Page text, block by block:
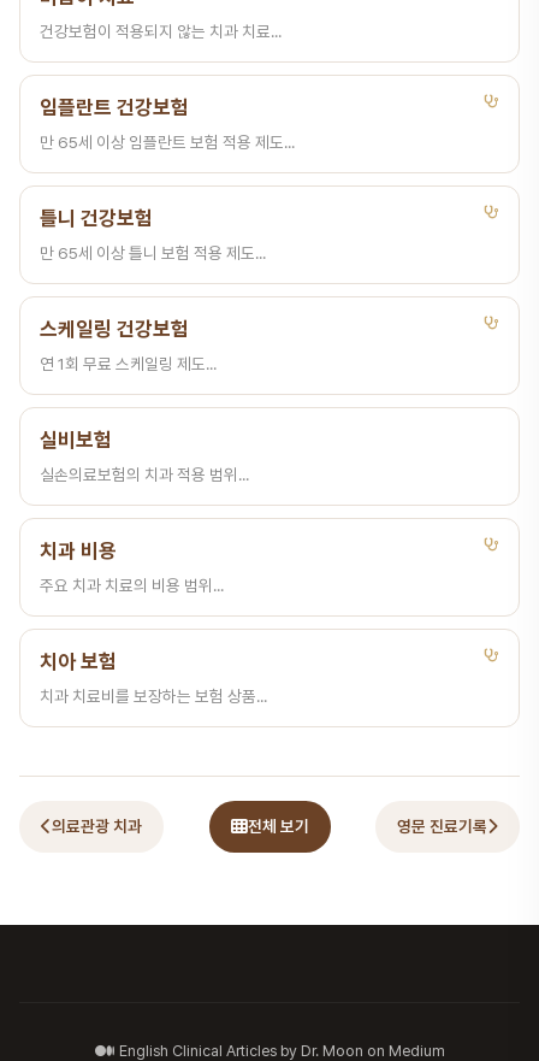
건강보험이 적용되지 않는 치과 치료...
임플란트 건강보험
만 65세 이상 임플란트 보험 적용 제도...
틀니 건강보험
만 65세 이상 틀니 보험 적용 제도...
스케일링 건강보험
연 1회 무료 스케일링 제도...
실비보험
실손의료보험의 치과 적용 범위...
치과 비용
주요 치과 치료의 비용 범위...
치아 보험
치과 치료비를 보장하는 보험 상품...
의료관광 치과 전체 보기 영문 진료기록
English Clinical Articles by Dr. Moon on Medium